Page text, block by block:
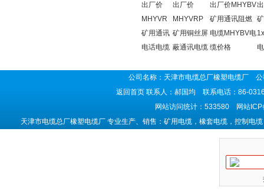
出厂价
MHYVR
矿用通讯
电话电缆
出厂价
MHYVRP
矿用铜丝屏
蔽通讯电缆
出厂价MHYBV
矿用通讯阻燃
电缆MHYBV电
缆价格
公司名称：天津市电缆总厂橡塑电缆厂
返回首页联系人：郝国均 联系电话：86-
网站访问统计：533580 网站ICP
天津市电缆总厂橡塑电缆厂 专业生产、销售：矿用电缆，橡套电缆，控制电